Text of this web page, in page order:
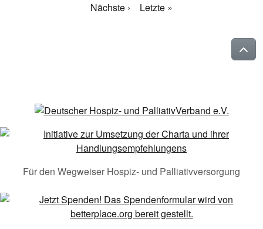
Nächste ›
Letzte »
Für den Wegweiser Hospiz- und Palliativversorgung